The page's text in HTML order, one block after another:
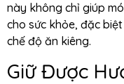
này không chỉ giúp
cho sức khỏe, đặc
chế độ ăn kiêng.
Giữ Được